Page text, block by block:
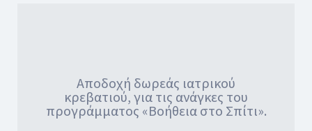
Αποδοχή δωρεάς ιατρικού
κρεβατιού, για τις ανάγκες του
προγράμματος «Βοήθεια στο Σπίτι».